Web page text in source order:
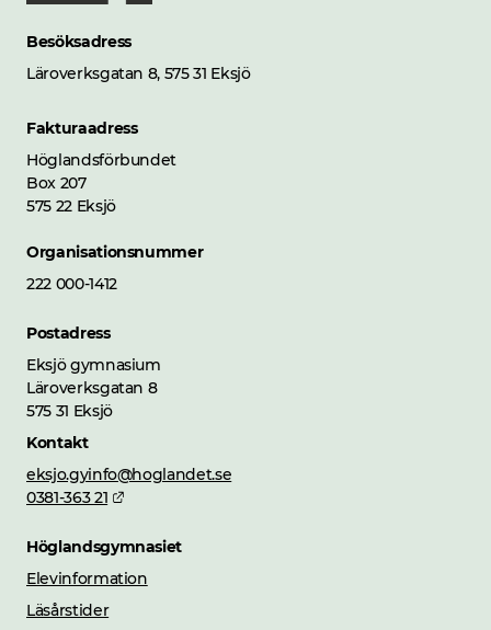
Besöksadress
Läroverksgatan 8, 575 31 Eksjö
Fakturaadress
Höglandsförbundet
Box 207
575 22 Eksjö
Organisationsnummer
222 000-1412
Postadress
Eksjö gymnasium
Läroverksgatan 8
575 31 Eksjö
Kontakt
eksjo.gyinfo@hoglandet.se
0381-363 21
Länk till annan webbplats.
Höglandsgymnasiet
Elevinformation
Läsårstider